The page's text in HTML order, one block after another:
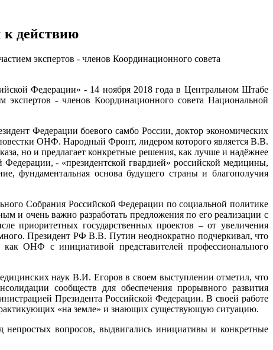
к действию
экспертов - членов Координационного совета
Федерации» - 14 ноября 2018 года в Центральном Штабе
- членов Координационного совета Национальной
Федерации боевого самбо России, доктор экономических
ОНФ. Народный Фронт, лидером которого является В.В.
но и предлагает конкретные решения, как лучше и надёжнее
- «президентской гвардией» российской медицины,
фундаментальная основа будущего страны и благополучия
Собрания Российской Федерации по социальной политике
и очень важно разработать предложения по его реализации с
приоритетных государственных проектов – от увеличения
много. Президент РФ В.В. Путин неоднократно подчеркивал, что
ОНФ с инициативой представителей профессионального
наук В.И. Егоров в своем выступлении отметил, что
сообществ для обеспечения прорывного развития
Президента Российской Федерации. В своей работе
«на земле» и знающих существующую ситуацию.
вопросов, выдвигались инициативы и конкретные